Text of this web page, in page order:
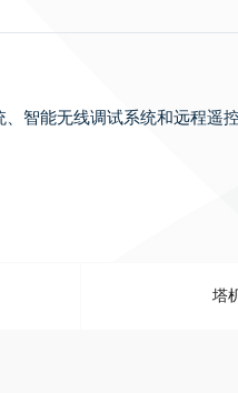
智能无线调试系统和远程遥
塔